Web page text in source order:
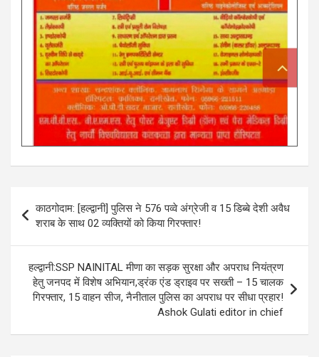
navigation
काठगोदाम: [हल्द्वानी] पुलिस ने 576 पव्वे अंग्रेजी व 15 डिब्बे देशी अवैध
शराब के साथ 02 व्यक्तियों को किया गिरफ्तार!
हल्द्वानी:SSP NAINITAL मीणा का सड़क सुरक्षा और अपराध नियंत्रण
हेतु जनपद में विशेष अभियान,ड्रंक एंड ड्राइव पर सख्ती – 15 चालक
गिरफ्तार, 15 वाहन सीज, नैनीताल पुलिस का अपराध पर सीधा प्रहार!
Ashok Gulati editor in chief